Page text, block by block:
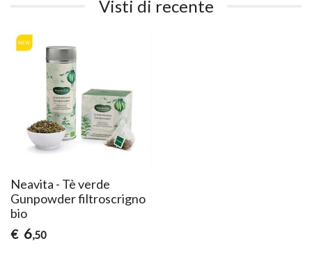
Visti di recente
Neavita - Tè verde
Gunpowder filtroscrigno
bio
€ 6,50